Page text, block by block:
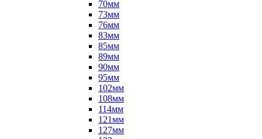
70мм
73мм
76мм
83мм
85мм
89мм
90мм
95мм
102мм
108мм
114мм
121мм
127мм